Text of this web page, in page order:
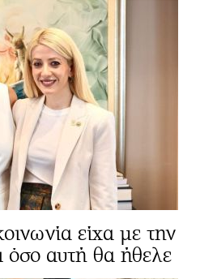
είχα με την
όσο αυτή θα ήθελε